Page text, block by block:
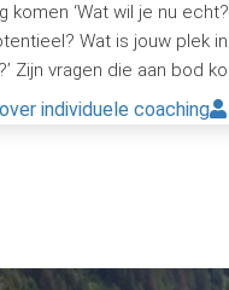
komen ‘Wat wil je nu
Wat is jouw plek
Zijn vragen die aan bod
individuele coaching